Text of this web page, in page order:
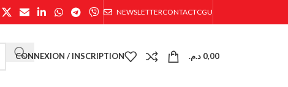
NEWSLETTERCONTACTCGU
CONNEXION / INSCRIPTION 0,00 د.م.